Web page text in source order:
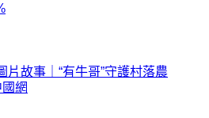
片故事｜“有牛哥”守護村落農
網